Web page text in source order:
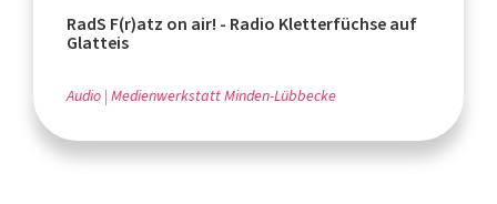
RadS F(r)atz on air! - Radio Kletterfüchse auf
Glatteis
Audio Medienwerkstatt Minden-Lübbecke